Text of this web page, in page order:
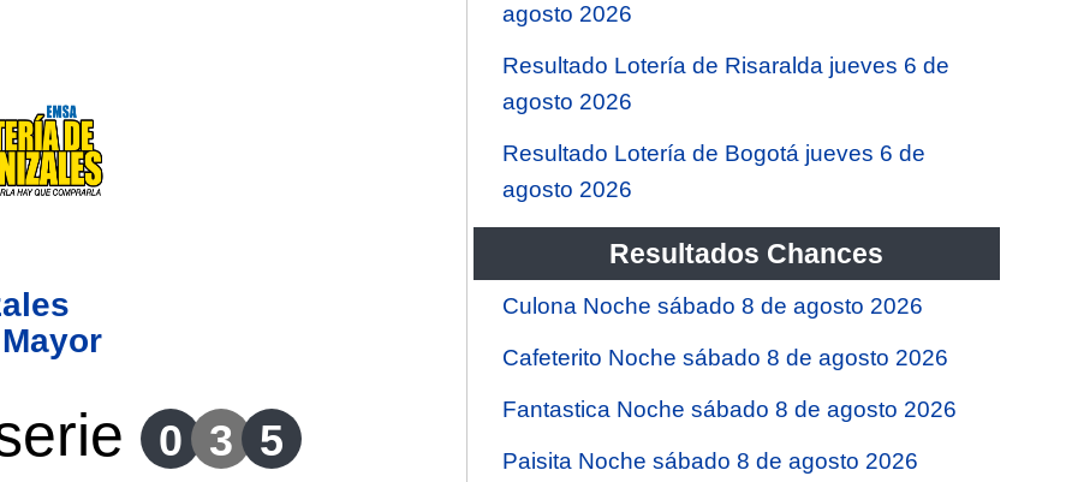
0 3 5
agosto 2026
Resultado Lotería de Risaralda jueves 6 de
agosto 2026
Resultado Lotería de Bogotá jueves 6 de
agosto 2026
Resultados Chances
Culona Noche sábado 8 de agosto 2026
Cafeterito Noche sábado 8 de agosto 2026
Fantastica Noche sábado 8 de agosto 2026
Paisita Noche sábado 8 de agosto 2026